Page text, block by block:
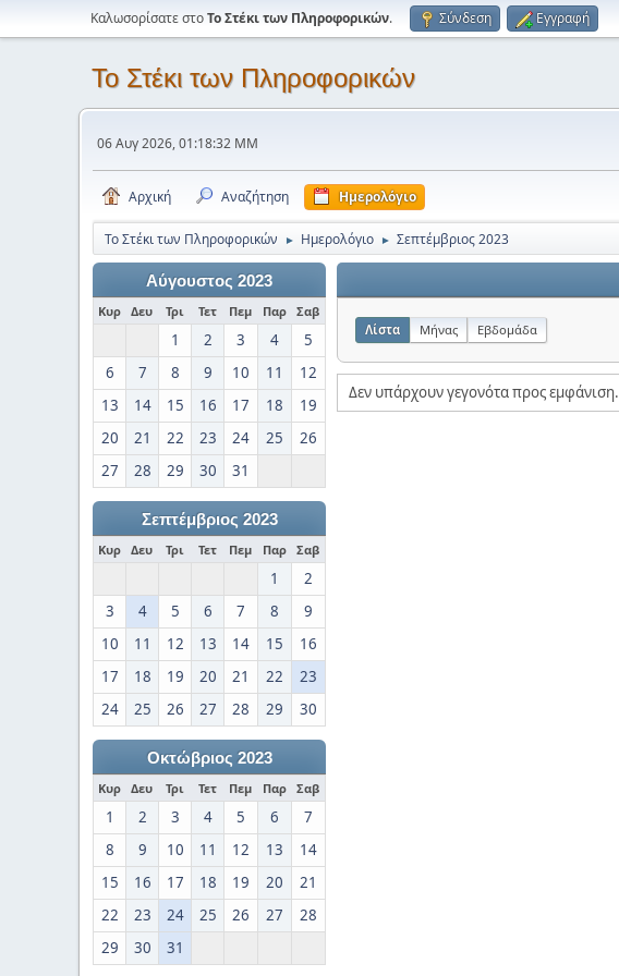
Καλωσορίσατε στοΤο Στέκι των Πληροφορικών. Σύνδεση Εγγραφή
Το Στέκι των Πληροφορικών
06 Αυγ 2026, 01:18:32 ΜΜ
Αρχική Αναζήτηση Ημερολόγιο
Το Στέκι των Πληροφορικών ► Ημερολόγιο ► Σεπτέμβριος 2023
Αύγουστος 2023
Κυρ Δευ Τρι Τετ Πεμ Παρ Σαβ
1 2 3 4
5
6
7 8 9 10 11
12
13
14 15 16 17 18
19
20
21 22 23 24 25
26
27
28 29 30 31
Σεπτέμβριος 2023
Κυρ Δευ Τρι Τετ Πεμ Παρ Σαβ
1
2
3
4 5 6 7 8
9
10
11 12 13 14 15
16
17
18 19 20 21 22
23
24
25 26 27 28 29 30
Οκτώβριος 2023
Κυρ Δευ Τρι Τετ Πεμ Παρ Σαβ
1 2 3 4 5 6
7
8
9 10 11 12 13
14
15
16 17 18 19 20
21
22
23 24 25 26 27
28
29
30 31
Λίστα Μήνας Εβδομάδα
Δεν υπάρχουν γεγονότα προς εμφάνιση.